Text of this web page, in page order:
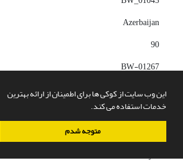
این وب سایت از کوکی ها برای اطمینان از ارائه بهترین
خدمات استفاده می کند.
متوجه شدم
Azerbaijan
90
BW-01267
Iran
115
Azerbaijan